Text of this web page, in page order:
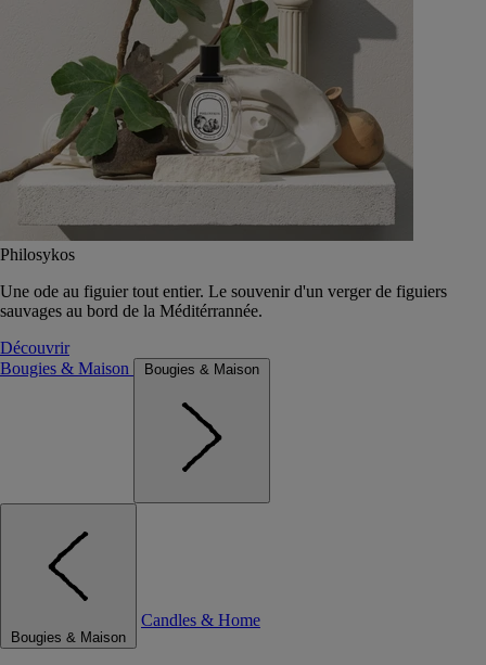
Philosykos
Une ode au figuier tout entier. Le souvenir d'un verger de figuiers
sauvages au bord de la Méditérrannée.
Découvrir
Bougies & Maison
Bougies & Maison
Bougies & Maison
Candles & Home